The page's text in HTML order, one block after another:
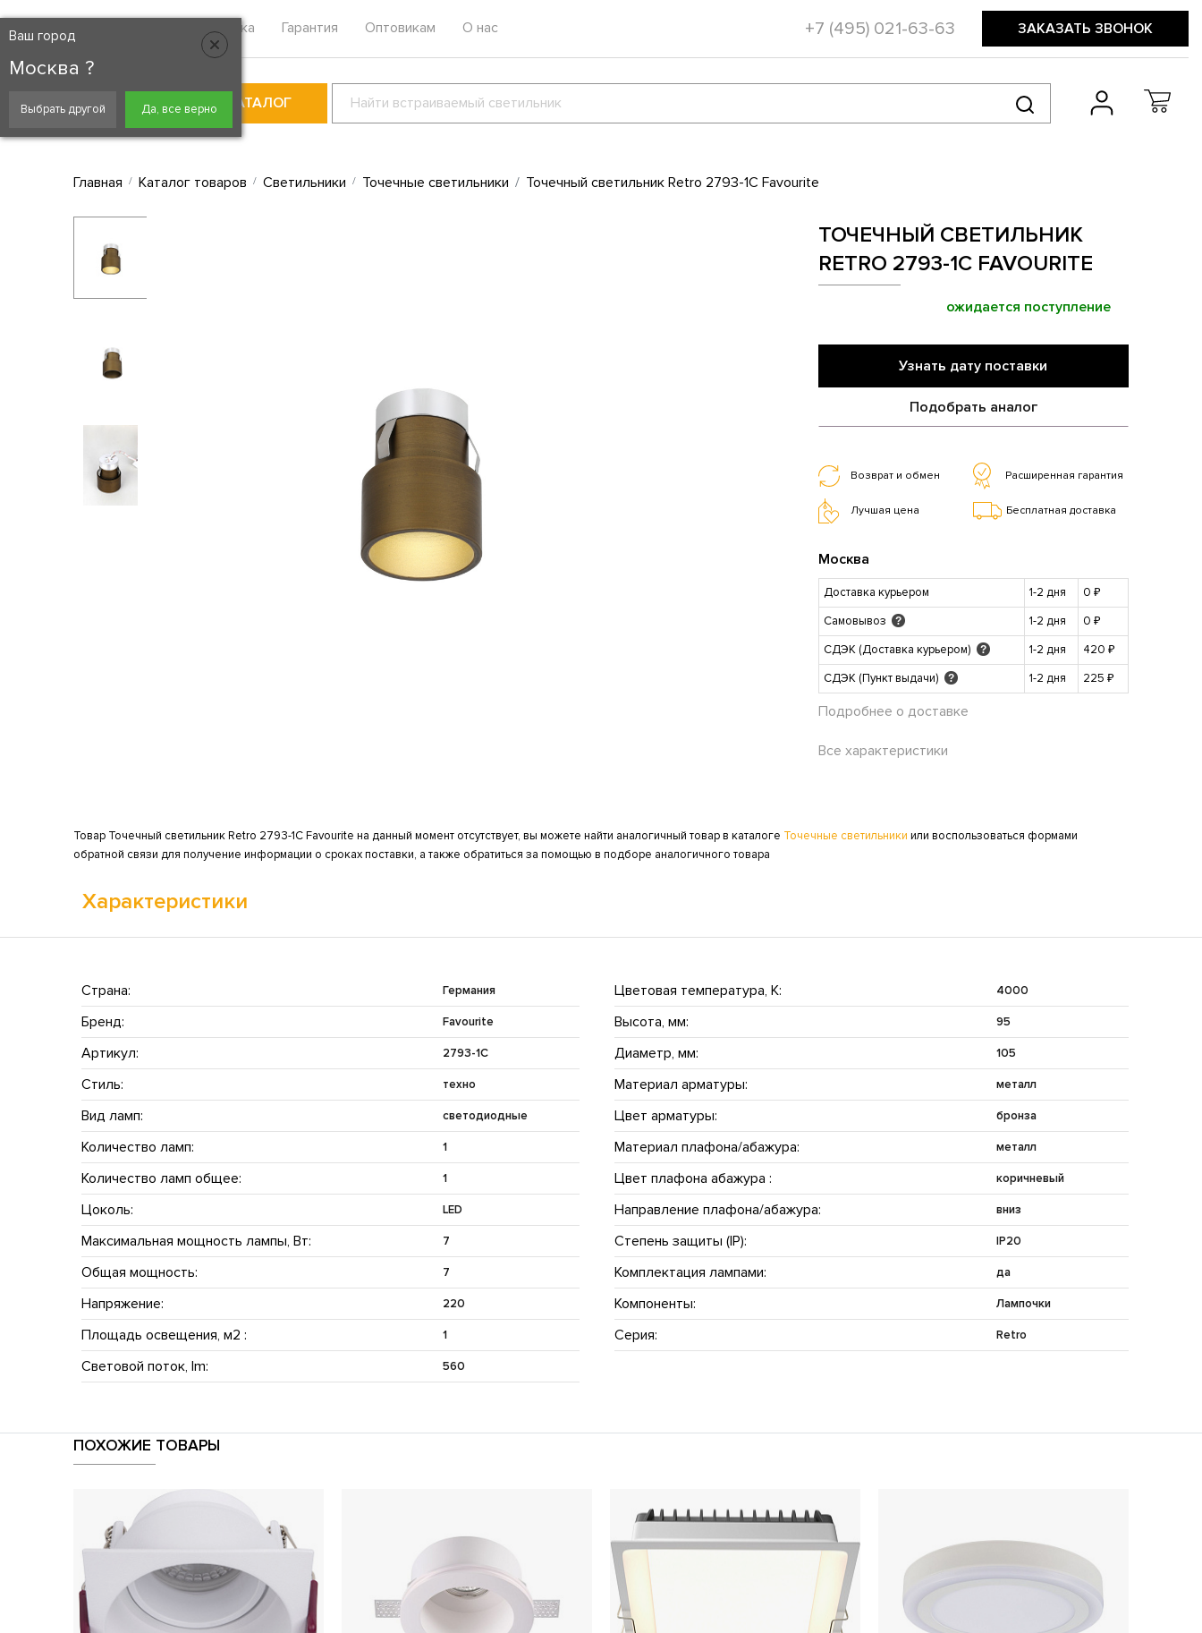
Москва
Ваш город
Москва ?
Выбрать другой Да, все верно
Доставка Гарантия Оптовикам О нас +7 (495) 021-63-63 ЗАКАЗАТЬ ЗВОНОК
КАТАЛОГ
Главная Каталог товаров Светильники Точечные светильники Точечный светильник Retro 2793-1C Favourite
ТОЧЕЧНЫЙ СВЕТИЛЬНИК
RETRO 2793-1C FAVOURITE
ожидается поступление
Узнать дату поставки
Подобрать аналог
Возврат и обмен Расширенная гарантия
Лучшая цена Бесплатная доставка
Москва
Доставка курьером 1-2 дня
0 ₽
Самовывоз
? 1-2 дня
0 ₽
СДЭК (Доставка курьером)
? 1-2 дня
420 ₽
СДЭК (Пункт выдачи)
? 1-2 дня 225 ₽
Подробнее о доставке
Все характеристики
Товар Точечный светильник Retro 2793-1C Favourite на данный момент отсутствует, вы можете найти аналогичный товар в каталоге Точечные светильники или воспользоваться формами
обратной связи для получение информации о сроках поставки, а также обратиться за помощью в подборе аналогичного товара
Характеристики
Страна: Германия
Бренд: Favourite
Артикул: 2793-1C
Стиль: техно
Вид ламп: светодиодные
Количество ламп: 1
Количество ламп общее: 1
Цоколь: LED
Максимальная мощность лампы, Вт: 7
Общая мощность: 7
Напряжение: 220
Площадь освещения, м2 : 1
Световой поток, lm: 560
Цветовая температура, K: 4000
Высота, мм: 95
Диаметр, мм: 105
Материал арматуры: металл
Цвет арматуры: бронза
Материал плафона/абажура: металл
Цвет плафона абажура : коричневый
Направление плафона/абажура: вниз
Степень защиты (IP): IP20
Комплектация лампами: да
Компоненты: Лампочки
Серия: Retro
ПОХОЖИЕ ТОВАРЫ